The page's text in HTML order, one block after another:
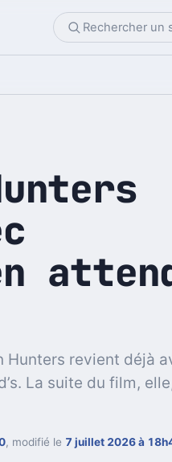
Hunters revient déjà
La suite du film,
, modifié le 7 juillet 2026 à